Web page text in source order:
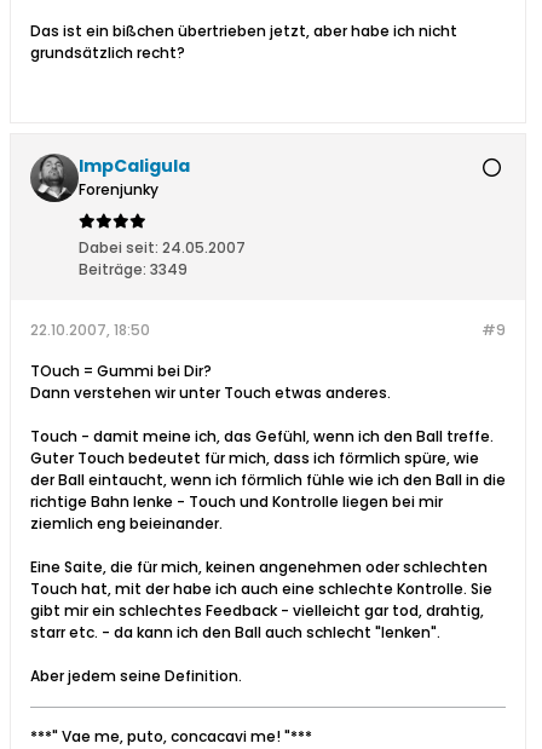
Das ist ein bißchen übertrieben jetzt, aber habe ich nicht
grundsätzlich recht?
ImpCaligula
Forenjunky
Dabei seit: 24.05.2007
Beiträge: 3349
#9
22.10.2007, 18:50
TOuch = Gummi bei Dir?
Dann verstehen wir unter Touch etwas anderes.
Touch - damit meine ich, das Gefühl, wenn ich den Ball treffe.
Guter Touch bedeutet für mich, dass ich förmlich spüre, wie
der Ball eintaucht, wenn ich förmlich fühle wie ich den Ball in die
richtige Bahn lenke - Touch und Kontrolle liegen bei mir
ziemlich eng beieinander.
Eine Saite, die für mich, keinen angenehmen oder schlechten
Touch hat, mit der habe ich auch eine schlechte Kontrolle. Sie
gibt mir ein schlechtes Feedback - vielleicht gar tod, drahtig,
starr etc. - da kann ich den Ball auch schlecht "lenken".
Aber jedem seine Definition.
***" Vae me, puto, concacavi me! "***